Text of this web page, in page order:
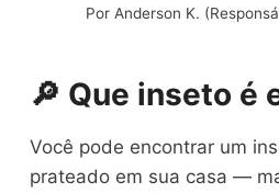
Por Anderson K.
🔎 Que inseto é
Você pode encontrar um
prateado em sua casa —